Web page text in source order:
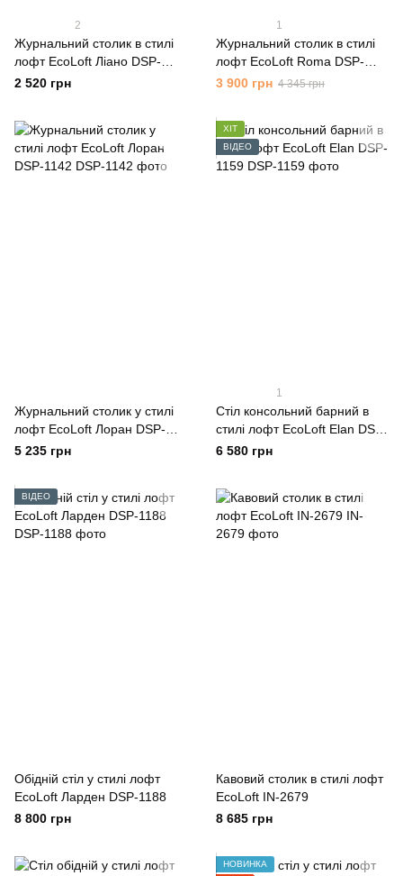
2
Журнальний столик в стилі
лофт EcoLoft Ліано DSP-
1256
2 520 грн
1
Журнальний столик в стилі
лофт EcoLoft Roma DSP-
1077
3 900 грн 4 345 грн
Журнальний столик у стилі
лофт EcoLoft Лоран DSP-
1142
5 235 грн
ХІТ
ВІДЕО
1
Cтіл консольний барний в
стилі лофт EcoLoft Еlan DSP-
1159
6 580 грн
ВІДЕО
Обідній стіл у стилі лофт
EcoLoft Ларден DSP-1188
8 800 грн
Кавовий столик в стилі лофт
EcoLoft IN-2679
8 685 грн
НОВИНКА